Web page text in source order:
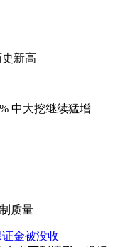
新高
中大挖继续猛增
质量
金被没收